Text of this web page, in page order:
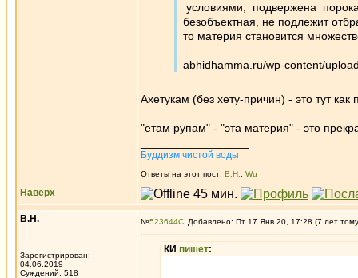
условиями, подвержена
безобъектная, не подлежит
то материя становится
abhidhamma.ru/wp-content/
Ахетукам (без хету-причин) - это тут
"етам̣ рӯпам̣" - "эта материя" - это
Буддизм чистой воды
Ответы на этот пост: В.Н. Wu
Наверх
В.Н.
Зарегистрирован:
04.06.2019
Суждений: 518
№523644 Добавлено: Пт 17 Янв 20, 17:28 (7 лет
КИ пишет: